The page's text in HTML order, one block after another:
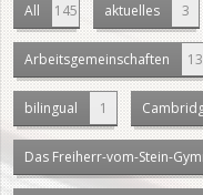
All 145 aktuelles 3
Arbeitsgemeinschaften 13
bilingual 1
Das Freiherr-vom-Stein-